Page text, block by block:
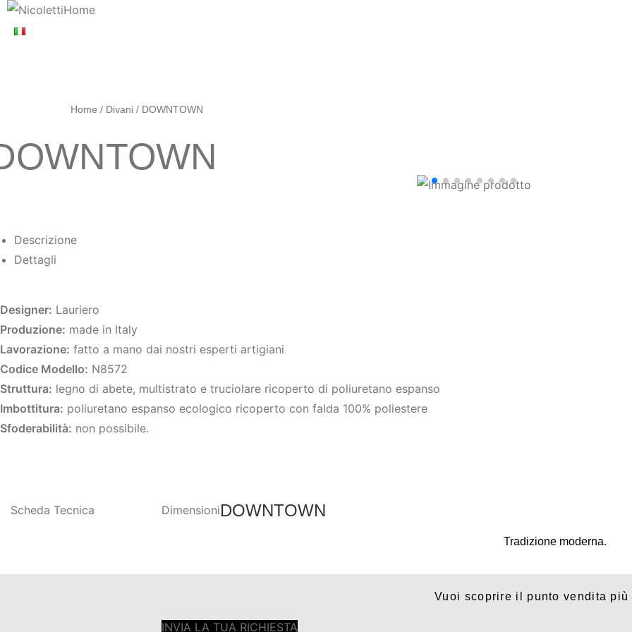
Home / Divani / DOWNTOWN
Descrizione
Dettagli
Designer: Lauriero
Produzione: made in Italy
Lavorazione: fatto a mano dai nostri esperti artigiani
Codice Modello: N8572
Struttura: legno di abete, multistrato e truciolare ricoperto di poliuretano espanso
Imbottitura: poliuretano espanso ecologico ricoperto con falda 100% poliestere
Sfoderabilità: non possibile.
Scheda Tecnica DimensioniDOWNTOWN
Tradizione moderna.
Vuoi scoprire il punto vendita più
INVIA LA TUA RICHIESTA